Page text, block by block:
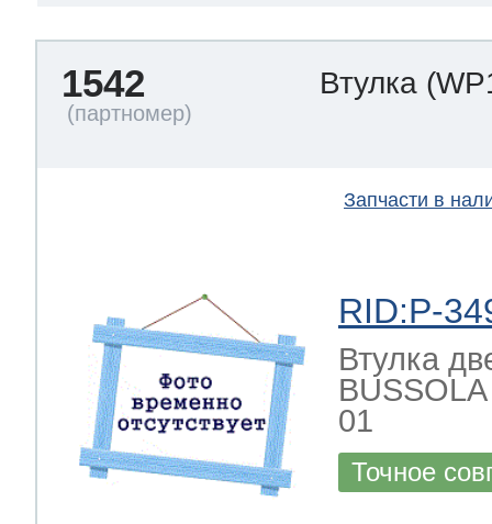
1542 Втулка
Запчасти в
RID:P-
Втулка
01
Точное